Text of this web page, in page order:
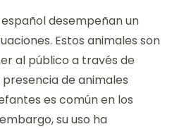
desempeñan un
Estos animales son
al público a través de
de animales
es común en los
su uso ha